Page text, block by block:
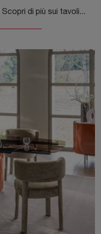
Vuoi completare spazi design? Scopri di più sui tavoli design fissi: il modello da pranzo Riverstone ceramica ti aspetta.